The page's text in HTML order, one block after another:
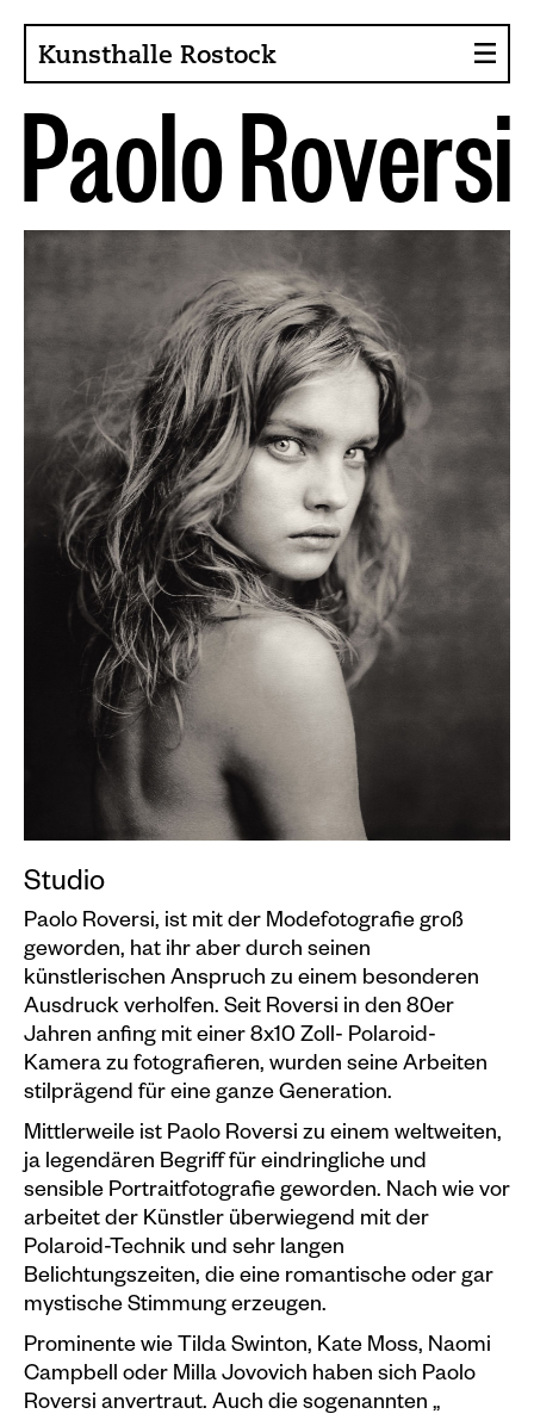
Kunsthalle Rostock
About the Art Hall
Collection
Sponsors, Projects
Presse
Café, Bistro
Current issues
News
Events calendar
Information
Visit
Programm
Kunstvermittlung &
Museumspädagogik
Exhibitions
Preview
Archive
Shop
Kataloge
Plakate
Sondereditionen
Editionen
Merchandise
PaoloRoversi
Studio
Paolo Roversi, ist mit der Modefotografie groß
geworden, hat ihr aber durch seinen
künstlerischen Anspruch zu einem besonderen
Ausdruck verholfen. Seit Roversi in den 80er
Jahren anfing mit einer 8x10 Zoll- Polaroid-
Kamera zu fotografieren, wurden seine Arbeiten
stilprägend für eine ganze Generation.
Mittlerweile ist Paolo Roversi zu einem weltweiten,
ja legendären Begriff für eindringliche und
sensible Portraitfotografie geworden. Nach wie vor
arbeitet der Künstler überwiegend mit der
Polaroid-Technik und sehr langen
Belichtungszeiten, die eine romantische oder gar
mystische Stimmung erzeugen.
Prominente wie Tilda Swinton, Kate Moss, Naomi
Campbell oder Milla Jovovich haben sich Paolo
Roversi anvertraut. Auch die sogenannten „